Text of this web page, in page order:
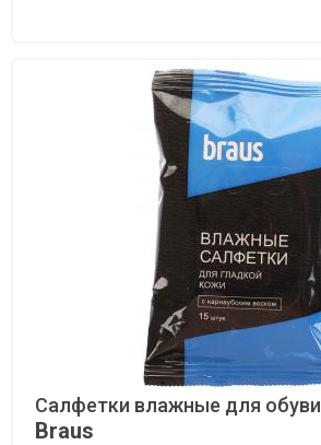
Салфетки влажные для обуви
Braus